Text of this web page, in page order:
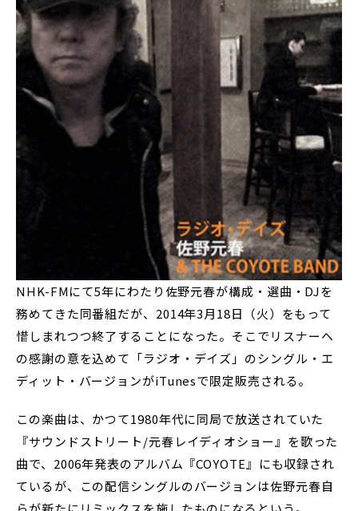
NHK-FMにて5年にわたり佐野元春が構成・選曲・DJを
務めてきた同番組だが、2014年3月18日（火）をもって
惜しまれつつ終了することになった。そこでリスナーへ
の感謝の意を込めて「ラジオ・デイズ」のシングル・エ
ディット・バージョンがiTunesで限定販売される。
この楽曲は、かつて1980年代に同局で放送されていた
『サウンドストリート/元春レイディオショー』を歌った
曲で、2006年発表のアルバム『COYOTE』にも収録され
ているが、この配信シングルのバージョンは佐野元春自